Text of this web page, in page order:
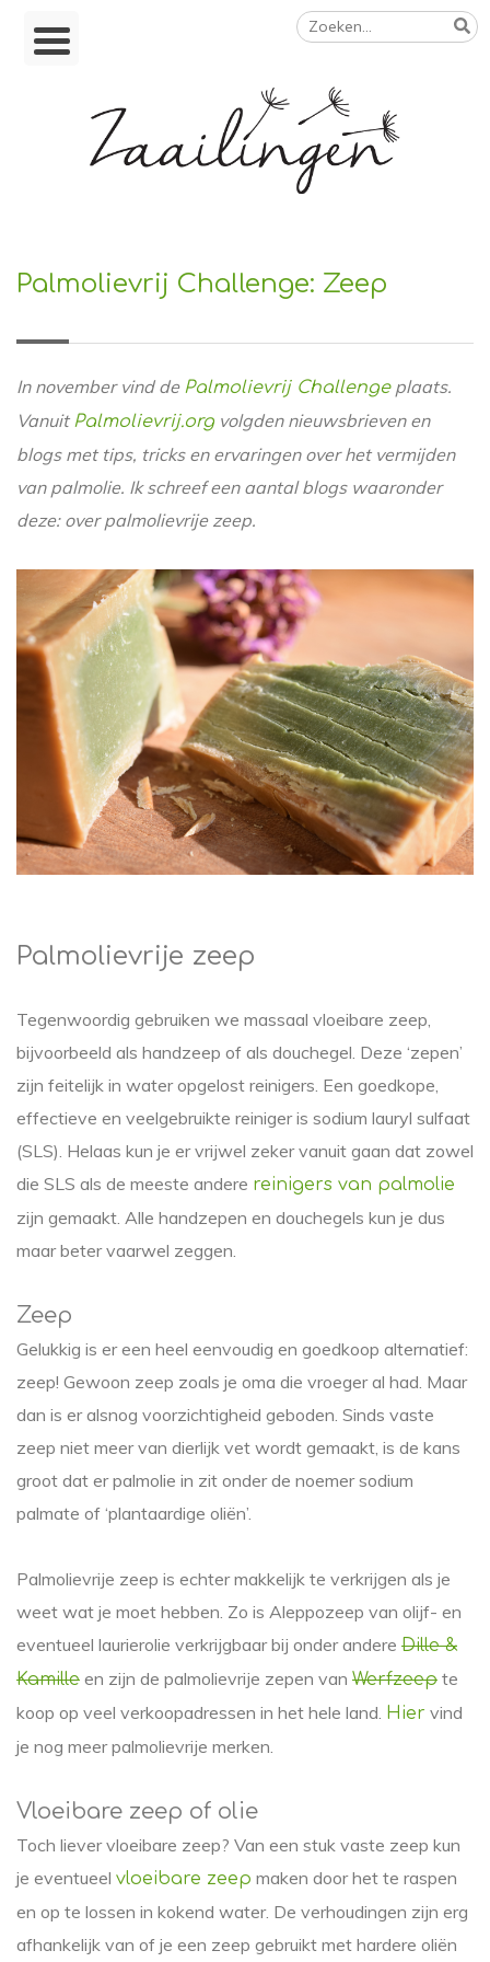
Skip
Zoeken
naar:
Palmolievrij Challenge: Zeep
In november vind de Palmolievrij Challengeplaats.
Vanuit Palmolievrij.org volgden nieuwsbrieven en
blogs met tips, tricks en ervaringen over het vermijden
van palmolie. Ik schreef een aantal blogs waaronder
deze: over palmolievrije zeep.
Palmolievrije zeep
Tegenwoordig gebruiken we massaal vloeibare zeep,
bijvoorbeeld als handzeep of als douchegel. Deze ‘zepen’
zijn feitelijk in water opgelost reinigers. Een goedkope,
effectieve en veelgebruikte reiniger is sodium lauryl sulfaat
(SLS). Helaas kun je er vrijwel zeker vanuit gaan dat zowel
die SLS als de meeste andere reinigers van palmolie
zijn gemaakt. Alle handzepen en douchegels kun je dus
maar beter vaarwel zeggen.
Zeep
Gelukkig is er een heel eenvoudig en goedkoop alternatief:
zeep! Gewoon zeep zoals je oma die vroeger al had. Maar
dan is er alsnog voorzichtigheid geboden. Sinds vaste
zeep niet meer van dierlijk vet wordt gemaakt, is de kans
groot dat er palmolie in zit onder de noemer sodium
palmate of ‘plantaardige oliën’.
Palmolievrije zeep is echter makkelijk te verkrijgen als je
weet wat je moet hebben. Zo is Aleppozeep van olijf- en
eventueel laurierolie verkrijgbaar bij onder andere Dille &
Kamille en zijn de palmolievrije zepen van Werfzeep te
koop op veel verkoopadressen in het hele land. Hier vind
je nog meer palmolievrije merken.
Vloeibare zeep of olie
Toch liever vloeibare zeep? Van een stuk vaste zeep kun
je eventueel vloeibare zeep maken door het te raspen
en op te lossen in kokend water. De verhoudingen zijn erg
afhankelijk van of je een zeep gebruikt met hardere oliën